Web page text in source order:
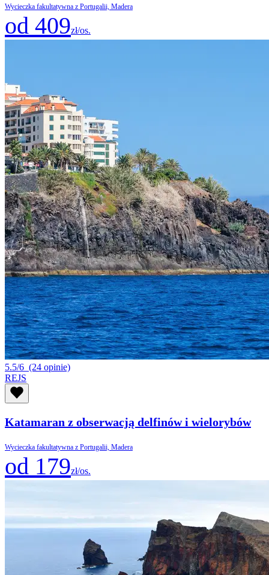
Wycieczka fakultatywna z Portugalii, Madera
od 409zł/os.
5.5/6 (24 opinie)
REJS
Katamaran z obserwacją delfinów i wielorybów
Wycieczka fakultatywna z Portugalii, Madera
od 179zł/os.